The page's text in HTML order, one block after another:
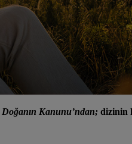
Doğanın Kanunu’ndan; dizinin